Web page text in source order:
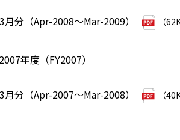
分（Apr-2008～Mar-2009） （
2007年度（FY2007）
分（Apr-2007～Mar-2008） （